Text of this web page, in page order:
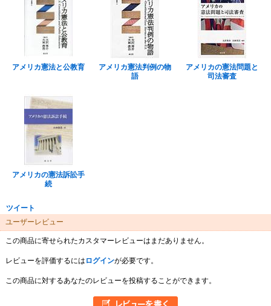
アメリカ憲法と公教育
アメリカ憲法判例の物
語
アメリカの憲法問題と
司法審査
アメリカの憲法訴訟手
続
ツイート
ユーザーレビュー
この商品に寄せられたカスタマーレビューはまだありません。
レビューを評価するには ログインが必要です。
この商品に対するあなたのレビューを投稿することができます。